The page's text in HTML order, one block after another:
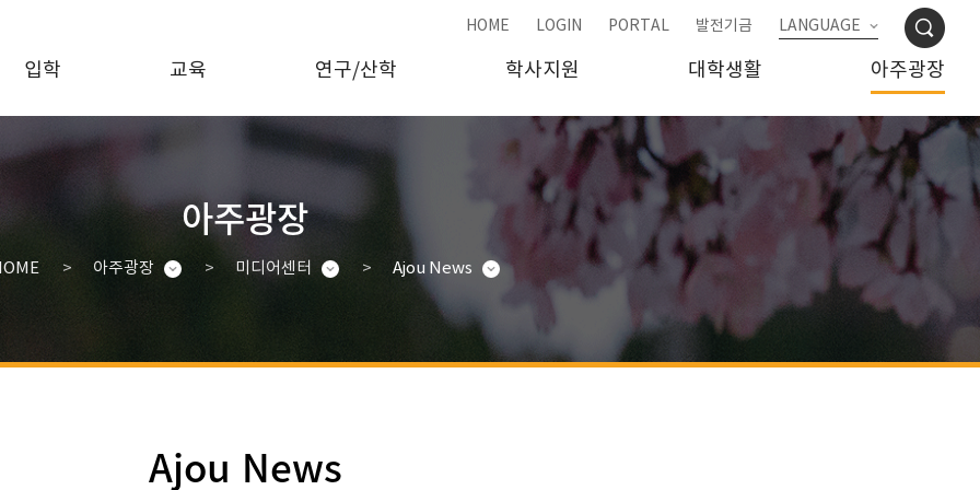
HOME LOGIN PORTAL 발전기금 LANGUAGE
입학 교육 연구/산학 학사지원 대학생활 아주광장
아주광장
아주광장 미디어센터 Ajou News
Ajou News